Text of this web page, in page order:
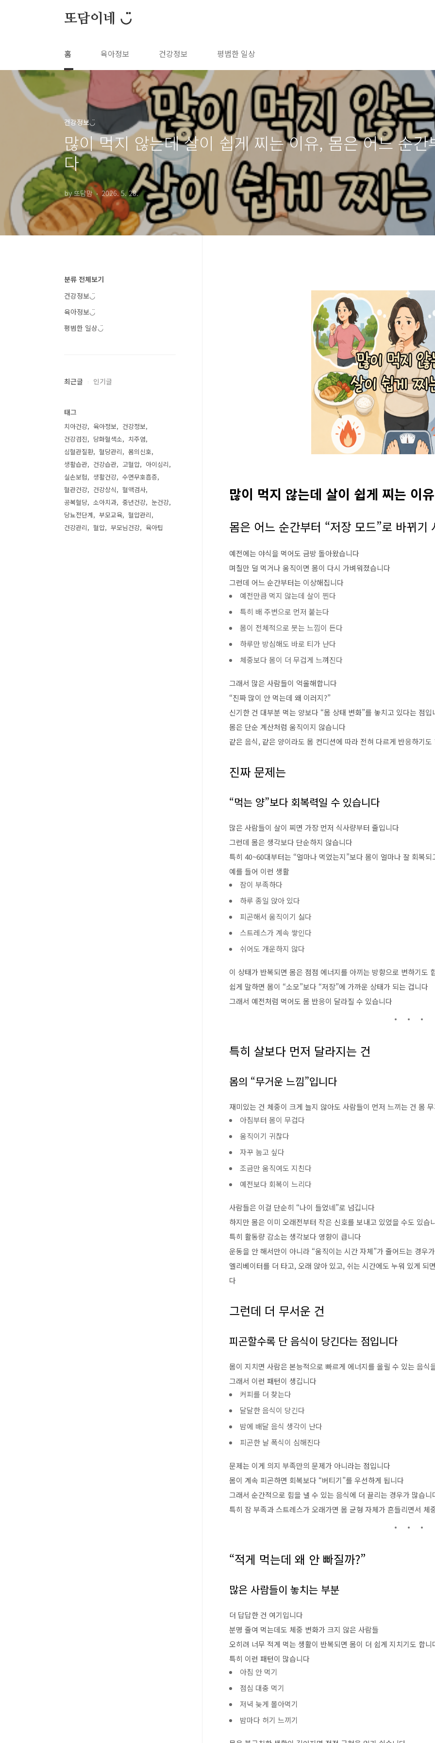
또담이네 ◡̈
홈 육아정보 건강정보 평범한 일상
건강정보◡̈
많이 먹지 않는데 살이 쉽게 찌는 이유, 몸은 어느 순
다
by 또담맘 2026. 5. 28.
많이 먹지 않는데 살이 쉽게 찌는 이유
몸은 어느 순간부터 “저장 모드”로 바뀌기
예전에는 야식을 먹어도 금방 돌아왔습니다
며칠만 덜 먹거나 움직이면 몸이 다시 가벼워졌습니다
그런데 어느 순간부터는 이상해집니다
예전만큼 먹지 않는데 살이 찐다
특히 배 주변으로 먼저 붙는다
몸이 전체적으로 붓는 느낌이 든다
하루만 방심해도 바로 티가 난다
체중보다 몸이 더 무겁게 느껴진다
그래서 많은 사람들이 억울해합니다
“진짜 많이 안 먹는데 왜 이러지?”
신기한 건 대부분 먹는 양보다 “몸 상태 변화”를 놓치고 있다는 점입
몸은 단순 계산처럼 움직이지 않습니다
같은 음식, 같은 양이라도 몸 컨디션에 따라 전혀 다르게 반응하기도
진짜 문제는
“먹는 양”보다 회복력일 수 있습니다
많은 사람들이 살이 찌면 가장 먼저 식사량부터 줄입니다
그런데 몸은 생각보다 단순하지 않습니다
특히 40~60대부터는 “얼마나 먹었는지”보다 몸이 얼마나 잘 회복
예를 들어 이런 생활
잠이 부족하다
하루 종일 앉아 있다
피곤해서 움직이기 싫다
스트레스가 계속 쌓인다
쉬어도 개운하지 않다
이 상태가 반복되면 몸은 점점 에너지를 아끼는 방향으로 변하기도
쉽게 말하면 몸이 “소모”보다 “저장”에 가까운 상태가 되는 겁니다
그래서 예전처럼 먹어도 몸 반응이 달라질 수 있습니다
특히 살보다 먼저 달라지는 건
몸의 “무거운 느낌”입니다
재미있는 건 체중이 크게 늘지 않아도 사람들이 먼저 느끼는 건 몸
아침부터 몸이 무겁다
움직이기 귀찮다
자꾸 눕고 싶다
조금만 움직여도 지친다
예전보다 회복이 느리다
사람들은 이걸 단순히 “나이 들었네”로 넘깁니다
하지만 몸은 이미 오래전부터 작은 신호를 보내고 있었을 수도 있습
특히 활동량 감소는 생각보다 영향이 큽니다
운동을 안 해서만이 아니라 “움직이는 시간 자체”가 줄어드는 경우
엘리베이터를 더 타고, 오래 앉아 있고, 쉬는 시간에도 누워 있게 되
다
그런데 더 무서운 건
피곤할수록 단 음식이 당긴다는 점입니다
몸이 지치면 사람은 본능적으로 빠르게 에너지를 올릴 수 있는 음식
그래서 이런 패턴이 생깁니다
커피를 더 찾는다
달달한 음식이 당긴다
밤에 배달 음식 생각이 난다
피곤한 날 폭식이 심해진다
문제는 이게 의지 부족만의 문제가 아니라는 점입니다
몸이 계속 피곤하면 회복보다 “버티기”를 우선하게 됩니다
그래서 순간적으로 힘을 낼 수 있는 음식에 더 끌리는 경우가 많습니
특히 잠 부족과 스트레스가 오래가면 몸 균형 자체가 흔들리면서
“적게 먹는데 왜 안 빠질까?”
많은 사람들이 놓치는 부분
더 답답한 건 여기입니다
분명 줄여 먹는데도 체중 변화가 크지 않은 사람들
오히려 너무 적게 먹는 생활이 반복되면 몸이 더 쉽게 지치기도 합니
특히 이런 패턴이 많습니다
아침 안 먹기
점심 대충 먹기
저녁 늦게 몰아먹기
밤마다 허기 느끼기
분류 전체보기
건강정보◡̈
육아정보◡̈
평범한 일상◡̈
최근글 인기글
태그
치아건강 육아정보
건강정보
건강검진
당화혈색소
치주염
심혈관질환
혈당관리
몸의신호
생활습관
건강습관 고혈압
아이심리
실손보험
생활건강
수면무호흡증
혈관건강
건강상식
혈액검사
공복혈당
소아치과 중년건강
눈건강
당뇨전단계
부모교육
혈압관리
건강관리
혈압 부모님건강 육아팁